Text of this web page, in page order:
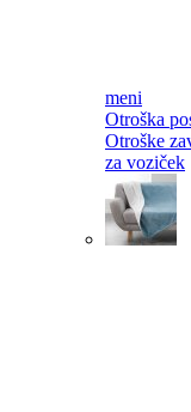
meni
Otroška
Otroške
za voziček